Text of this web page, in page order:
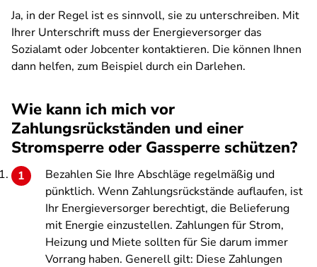
Ja, in der Regel ist es sinnvoll, sie zu unterschreiben. Mit
Ihrer Unterschrift muss der Energieversorger das
Sozialamt oder Jobcenter kontaktieren. Die können Ihnen
dann helfen, zum Beispiel durch ein Darlehen.
Wie kann ich mich vor
Zahlungsrückständen und einer
Stromsperre oder Gassperre schützen?
Bezahlen Sie Ihre Abschläge regelmäßig und
pünktlich. Wenn Zahlungsrückstände auflaufen, ist
Ihr Energieversorger berechtigt, die Belieferung
mit Energie einzustellen. Zahlungen für Strom,
Heizung und Miete sollten für Sie darum immer
Vorrang haben. Generell gilt: Diese Zahlungen